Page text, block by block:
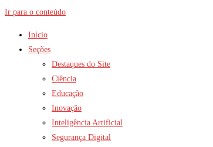
Ir para o conteúdo
Início
Seções
Destaques do Site
Ciência
Educação
Inovação
Inteligência Artificial
Segurança Digital